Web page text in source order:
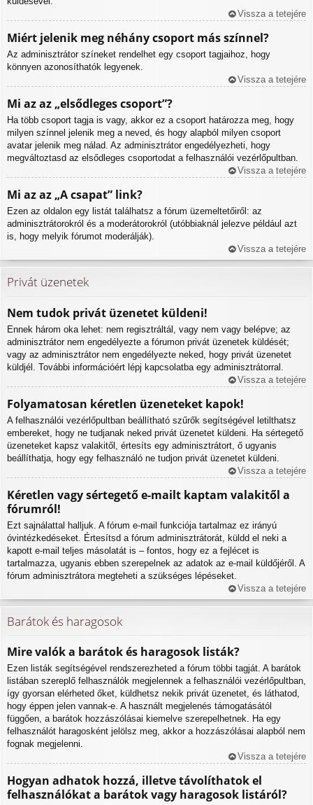
Vissza a tetejére
Miért jelenik meg néhány csoport más színnel?
Az adminisztrátor színeket rendelhet egy csoport tagjaihoz, hogy
könnyen azonosíthatók legyenek.
Vissza a tetejére
Mi az az „elsődleges csoport”?
Ha több csoport tagja is vagy, akkor ez a csoport határozza meg, hogy
milyen színnel jelenik meg a neved, és hogy alapból milyen csoport
avatar jelenik meg nálad. Az adminisztrátor engedélyezheti, hogy
megváltoztasd az elsődleges csoportodat a felhasználói vezérlőpultban.
Vissza a tetejére
Mi az az „A csapat” link?
Ezen az oldalon egy listát találhatsz a fórum üzemeltetőiről: az
adminisztrátorokról és a moderátorokról (utóbbiaknál jelezve például azt
is, hogy melyik fórumot moderálják).
Vissza a tetejére
Privát üzenetek
Nem tudok privát üzenetet küldeni!
Ennek három oka lehet: nem regisztráltál, vagy nem vagy belépve; az
adminisztrátor nem engedélyezte a fórumon privát üzenetek küldését;
vagy az adminisztrátor nem engedélyezte neked, hogy privát üzenetet
küldjél. További információért lépj kapcsolatba egy adminisztrátorral.
Vissza a tetejére
Folyamatosan kéretlen üzeneteket kapok!
A felhasználói vezérlőpultban beállítható szűrők segítségével letilthatsz
embereket, hogy ne tudjanak neked privát üzenetet küldeni. Ha sértegető
üzeneteket kapsz valakitől, értesíts egy adminisztrátort, ő ugyanis
beállíthatja, hogy egy felhasználó ne tudjon privát üzenetet küldeni.
Vissza a tetejére
Kéretlen vagy sértegető e-mailt kaptam valakitől a
fórumról!
Ezt sajnálattal halljuk. A fórum e-mail funkciója tartalmaz ez irányú
óvintézkedéseket. Értesítsd a fórum adminisztrátorát, küldd el neki a
kapott e-mail teljes másolatát is – fontos, hogy ez a fejlécet is
tartalmazza, ugyanis ebben szerepelnek az adatok az e-mail küldőjéről. A
fórum adminisztrátora megteheti a szükséges lépéseket.
Vissza a tetejére
Barátok és haragosok
Mire valók a barátok és haragosok listák?
Ezen listák segítségével rendszerezheted a fórum többi tagját. A barátok
listában szereplő felhasználók megjelennek a felhasználói vezérlőpultban,
így gyorsan elérheted őket, küldhetsz nekik privát üzenetet, és láthatod,
hogy éppen jelen vannak-e. A használt megjelenés támogatásától
függően, a barátok hozzászólásai kiemelve szerepelhetnek. Ha egy
felhasználót haragosként jelölsz meg, akkor a hozzászólásai alapból nem
fognak megjelenni.
Vissza a tetejére
Hogyan adhatok hozzá, illetve távolíthatok el
felhasználókat a barátok vagy haragosok listáról?